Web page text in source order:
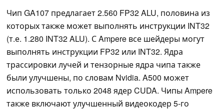
Чип GA107 предлагает 2.560 FP32 ALU, половина из
которых также может выполнять инструкции INT32
(т.е. 1.280 INT32 ALU). С Ampere все шейдеры могут
выполнять инструкции FP32 или INT32. Ядра
трассировки лучей и тензорные ядра чипа также
были улучшены, по словам Nvidia. A500 может
использовать только 2048 ядер CUDA. Чипы Ampere
также включают улучшенный видеокодер 5-го